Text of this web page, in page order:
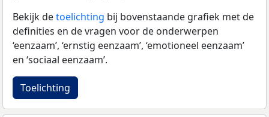
Bekijk detoelichting bij bovenstaande grafiek met de
definities en de vragen voor de onderwerpen
‘eenzaam’, ‘ernstig eenzaam’, ‘emotioneel eenzaam’
en ‘sociaal eenzaam’.
Toelichting